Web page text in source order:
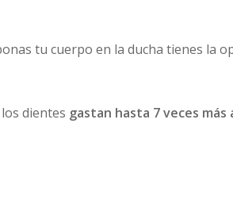
tu cuerpo en la ducha tienes la
dientes gastan hasta 7 veces más